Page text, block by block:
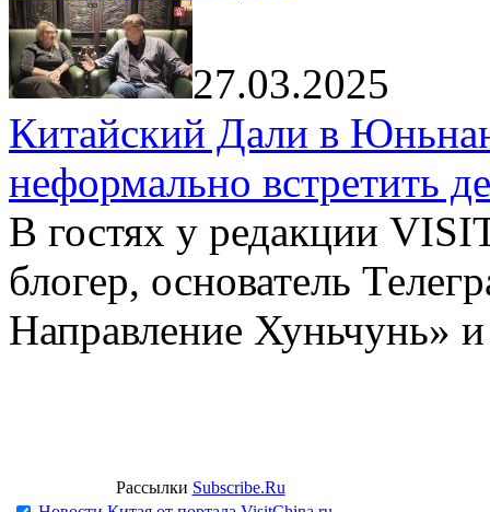
27.03.2025
Китайский Дали в
неформально встретить
В гостях у редакции
блогер, основатель
Направление Хуньчунь»
Рассылки Subscribe.Ru